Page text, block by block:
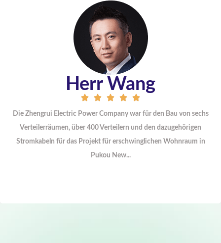
Herr Wang
Die Zhengrui Electric Power Company war für den Bau von sechs
Verteilerräumen, über 400 Verteilern und den dazugehörigen
Stromkabeln für das Projekt für erschwinglichen Wohnraum in
Pukou New...